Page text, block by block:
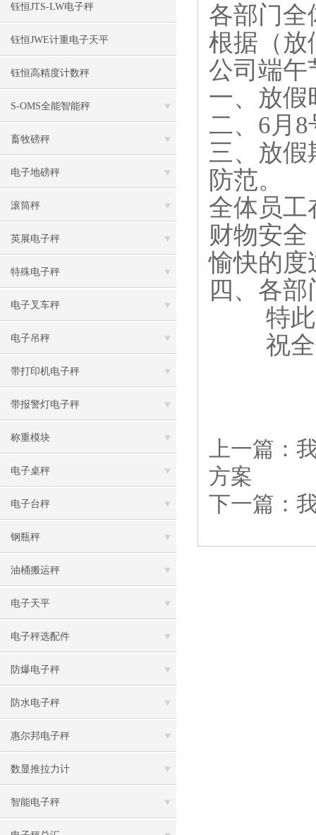
钰恒JTS-LW电子秤
钰恒JWE计重电子天平
钰恒高精度计数秤
S-OMS全能智能秤
畜牧磅秤
电子地磅秤
滚筒秤
英展电子秤
特殊电子秤
电子叉车秤
电子吊秤
带打印机电子秤
带报警灯电子秤
称重模块
电子桌秤
电子台秤
钢瓶秤
油桶搬运秤
电子天平
电子秤选配件
防爆电子秤
防水电子秤
惠尔邦电子秤
数显推拉力计
智能电子秤
各部门全
根据（放
公司端午
一、放假
二、6月
三、放假
防范。
全体员工
财物安全
愉快的度
四、各
特此
祝全体
上一篇：
方案
下一篇：